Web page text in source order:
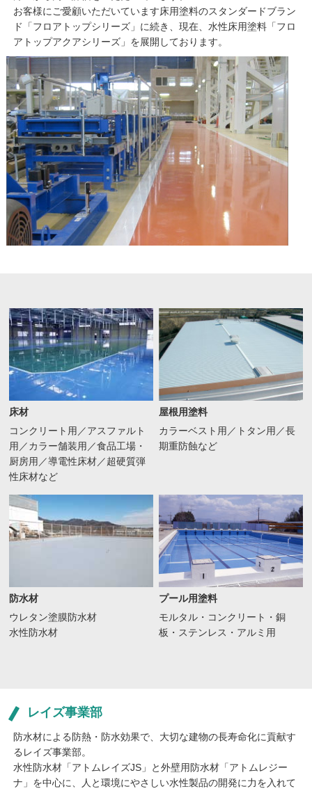
お客様にご愛顧いただいています床用塗料のスタンダードブラン
ド「フロアトップシリーズ」に続き、現在、水性床用塗料「フロ
アトップアクアシリーズ」を展開しております。
床材
コンクリート用／アスファルト
用／カラー舗装用／食品工場・
厨房用／導電性床材／超硬質弾
性床材など
屋根用塗料
カラーベスト用／トタン用／長
期重防蝕など
防水材
ウレタン塗膜防水材
水性防水材
プール用塗料
モルタル・コンクリート・銅
板・ステンレス・アルミ用
レイズ事業部
防水材による防熱・防水効果で、大切な建物の長寿命化に貢献す
るレイズ事業部。
水性防水材「アトムレイズJS」と外壁用防水材「アトムレジー
ナ」を中心に、人と環境にやさしい水性製品の開発に力を入れて